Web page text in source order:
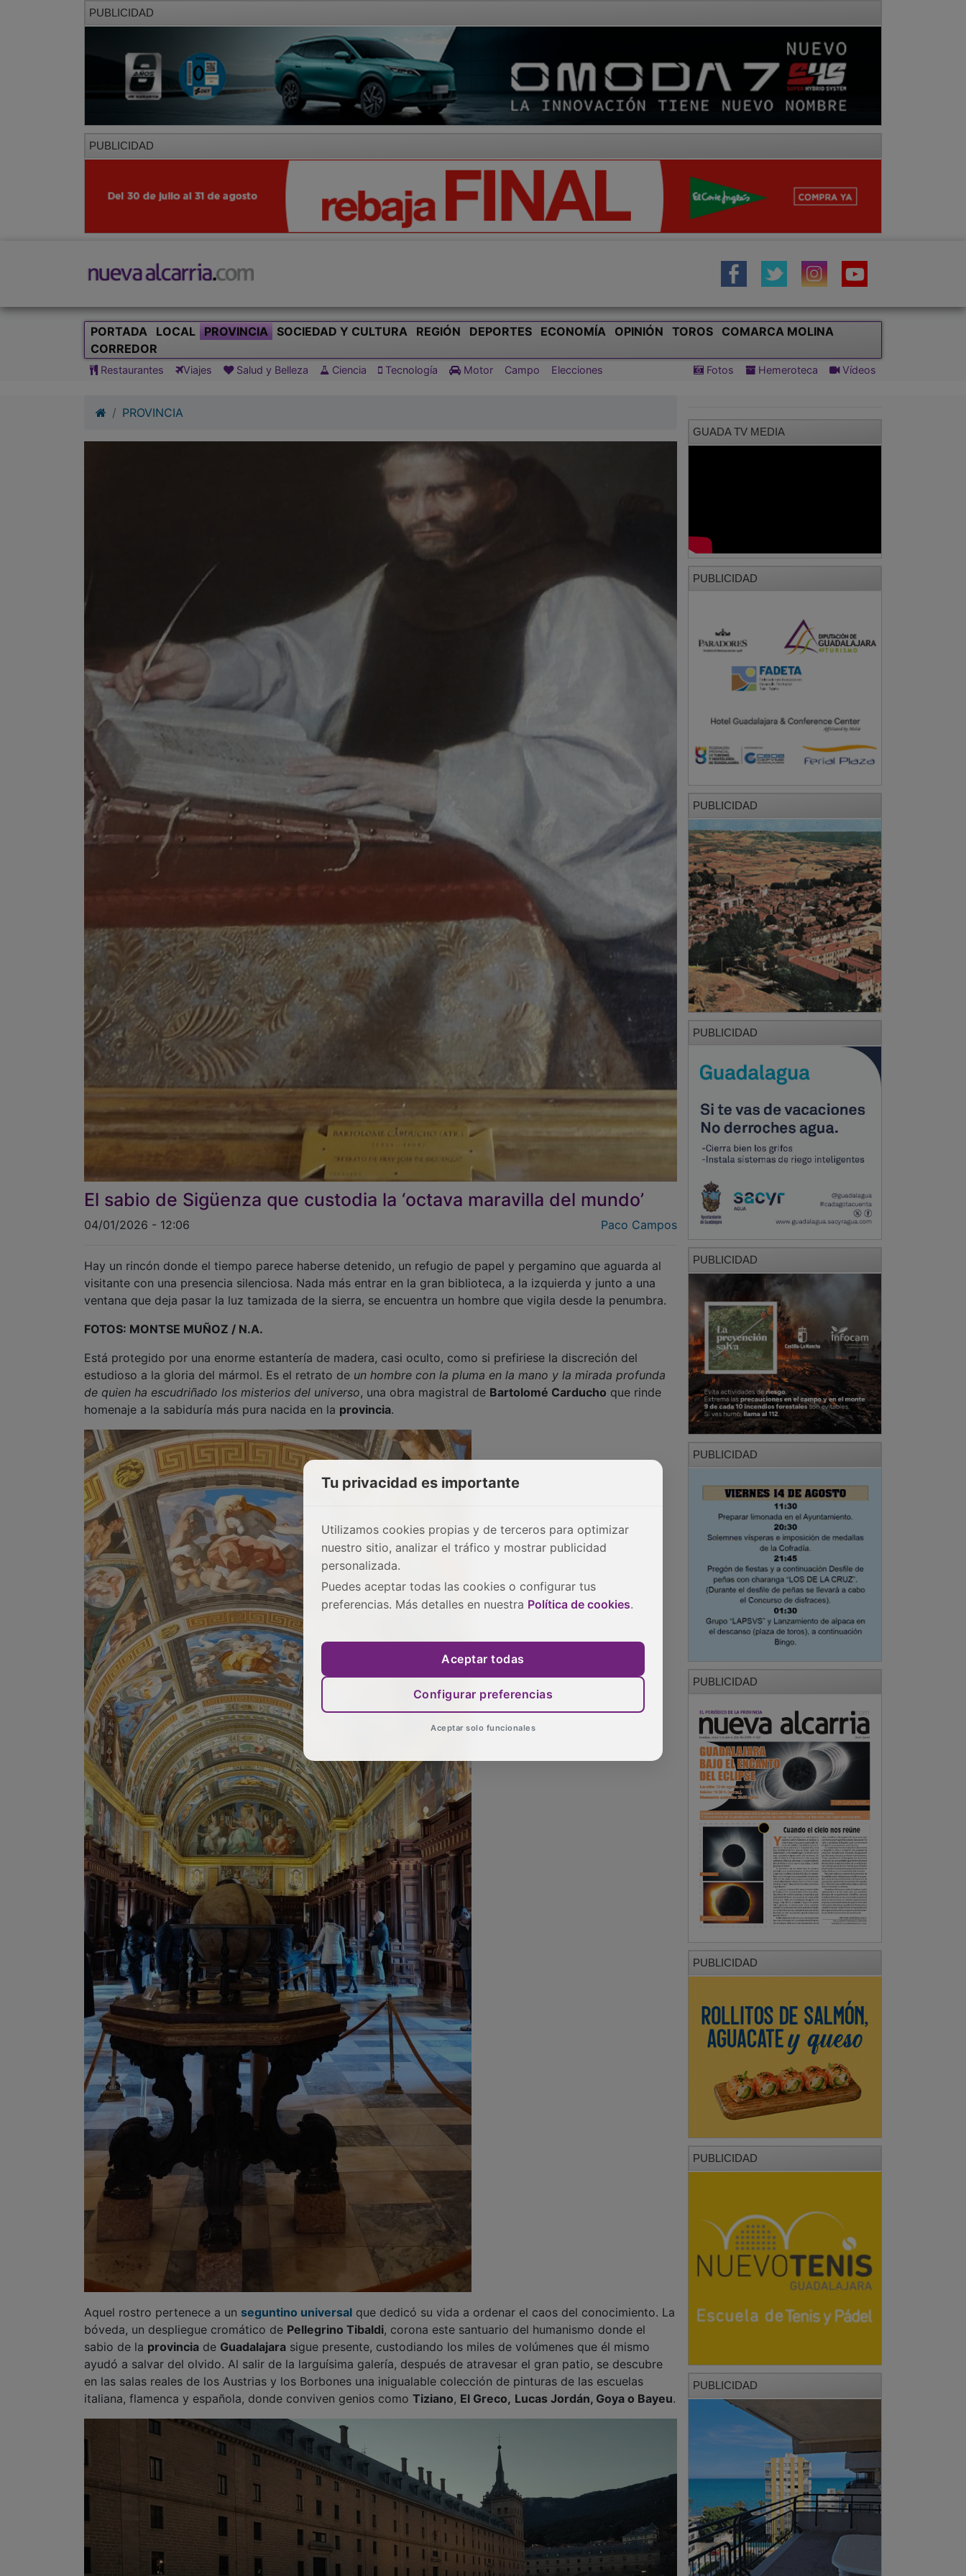
PUBLICIDAD
PUBLICIDAD
PORTADA LOCAL PROVINCIA SOCIEDAD Y CULTURA REGIÓN DEPORTES ECONOMÍA OPINIÓN TOROS
COMARCA MOLINA
CORREDOR
Restaurantes Viajes Salud y Belleza Ciencia Tecnología Motor Campo Elecciones Fotos Hemeroteca Vídeos
PROVINCIA
El sabio de Sigüenza que custodia la ‘octava maravilla del mundo’
04/01/2026 - 12:06 Paco Campos
Hay un rincón donde el tiempo parece haberse detenido, un refugio de papel y pergamino que aguarda al
visitante con una presencia silenciosa. Nada más entrar en la gran biblioteca, a la izquierda y junto a una
ventana que deja pasar la luz tamizada de la sierra, se encuentra un hombre que vigila desde la penumbra.
FOTOS: MONTSE MUÑOZ / N.A.
Está protegido por una enorme estantería de madera, casi oculto, como si prefiriese la discreción del
estudioso a la gloria del mármol. Es el retrato de un hombre con la pluma en la mano y la mirada profunda
de quien ha escudriñado los misterios del universo, una obra magistral de Bartolomé Carducho que rinde
homenaje a la sabiduría más pura nacida en la provincia.
Aquel rostro pertenece a un seguntino universal que dedicó su vida a ordenar el caos del conocimiento. La
bóveda, un despliegue cromático de Pellegrino Tibaldi, corona este santuario del humanismo donde el
sabio de la provincia de Guadalajara sigue presente, custodiando los miles de volúmenes que él mismo
ayudó a salvar del olvido. Al salir de la larguísima galería, después de atravesar el gran patio, se descubre
en las salas reales de los Austrias y los Borbones una inigualable colección de pinturas de las escuelas
italiana, flamenca y española, donde conviven genios como Tiziano, El Greco, Lucas Jordán, Goya o Bayeu.
GUADA TV MEDIA
PUBLICIDAD
PUBLICIDAD
PUBLICIDAD
PUBLICIDAD
PUBLICIDAD
PUBLICIDAD
PUBLICIDAD
PUBLICIDAD
PUBLICIDAD
Tu privacidad es importante
Utilizamos cookies propias y de terceros para optimizar
nuestro sitio, analizar el tráfico y mostrar publicidad
personalizada.
Puedes aceptar todas las cookies o configurar tus
preferencias. Más detalles en nuestra Política de cookies.
Aceptar todas
Configurar preferencias
Aceptar solo funcionales